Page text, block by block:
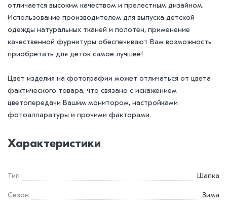
отличается высоким качеством и прелестным дизайном.
Использование производителем для выпуска детской
одежды натуральных тканей и полотен, применение
качественной фурнитуры обеспечивают Вам возможность
приобретать для деток самое лучшее!
Цвет изделия на фотографии может отличаться от цвета
фактического товара, что связано с искажением
цветопередачи Вашим монитором, настройками
фотоаппаратуры и прочими факторами.
Характеристики
Тип Шапка
Сезон Зима